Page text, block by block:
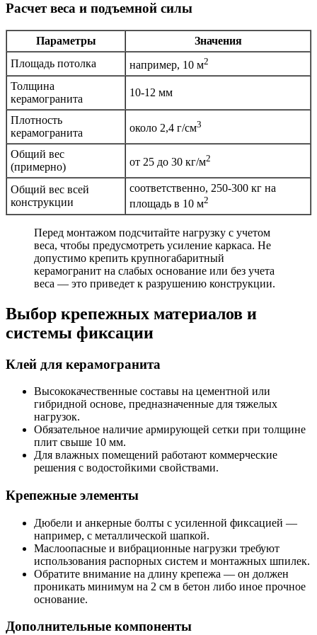
Расчет веса и подъемной силы
Параметры
Значения
Площадь потолка
например, 10 м2
Толщина
керамогранита
10-12 мм
Плотность
керамогранита
около 2,4 г/см3
Общий вес
(примерно)
от 25 до 30 кг/м2
Общий вес всей
конструкции
соответственно, 250-300 кг на
площадь в 10 м2
Перед монтажом подсчитайте нагрузку с учетом
веса, чтобы предусмотреть усиление каркаса. Не
допустимо крепить крупногабаритный
керамогранит на слабых основание или без учета
веса — это приведет к разрушению конструкции.
Выбор крепежных материалов и
системы фиксации
Клей для керамогранита
Высококачественные составы на цементной или
гибридной основе, предназначенные для тяжелых
нагрузок.
Обязательное наличие армирующей сетки при толщине
плит свыше 10 мм.
Для влажных помещений работают коммерческие
решения с водостойкими свойствами.
Крепежные элементы
Дюбели и анкерные болты с усиленной фиксацией —
например, с металлической шапкой.
Маслоопасные и вибрационные нагрузки требуют
использования распорных систем и монтажных шпилек.
Обратите внимание на длину крепежа — он должен
проникать минимум на 2 см в бетон либо иное прочное
основание.
Дополнительные компоненты